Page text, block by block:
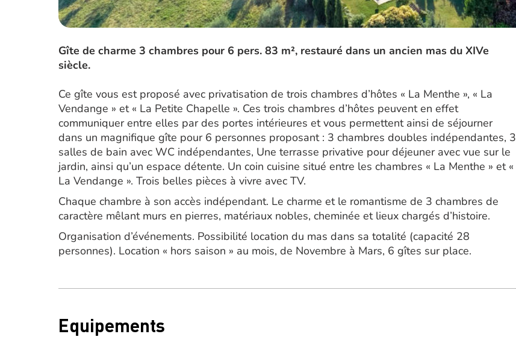
Gîte de charme 3 chambres pour 6 pers. 83 m², restauré dans un ancien mas du XIVe
siècle.
Ce gîte vous est proposé avec privatisation de trois chambres d’hôtes « La Menthe », « La
Vendange » et « La Petite Chapelle ». Ces trois chambres d’hôtes peuvent en effet
communiquer entre elles par des portes intérieures et vous permettent ainsi de séjourner
dans un magnifique gîte pour 6 personnes proposant : 3 chambres doubles indépendantes, 3
salles de bain avec WC indépendantes, Une terrasse privative pour déjeuner avec vue sur le
jardin, ainsi qu’un espace détente. Un coin cuisine situé entre les chambres « La Menthe » et «
La Vendange ». Trois belles pièces à vivre avec TV.
Chaque chambre à son accès indépendant. Le charme et le romantisme de 3 chambres de
caractère mêlant murs en pierres, matériaux nobles, cheminée et lieux chargés d’histoire.
Organisation d’événements. Possibilité location du mas dans sa totalité (capacité 28
personnes). Location « hors saison » au mois, de Novembre à Mars, 6 gîtes sur place.
Equipements